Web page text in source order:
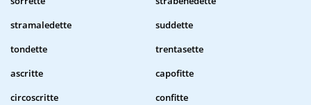
stramaledette
suddette
tondette
trentasette
ascritte
capofitte
circoscritte
confitte